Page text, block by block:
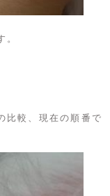
。
比較、現在の順番で